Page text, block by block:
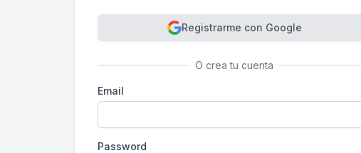
Registrarme con Google
O crea tu cuenta
Email
Password